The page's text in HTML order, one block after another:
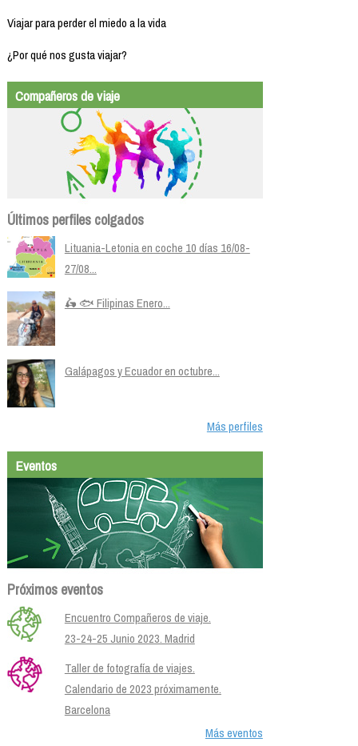
Viajar para perder el miedo a la vida
¿Por qué nos gusta viajar?
Compañeros de viaje
Últimos perfiles colgados
Lituania-Letonia en coche 10 días 16/08-
27/08...
🛵 🐟 Filipinas Enero...
Galápagos y Ecuador en octubre...
Más perfiles
Eventos
Próximos eventos
Encuentro Compañeros de viaje.
23-24-25 Junio 2023. Madrid
Taller de fotografía de viajes.
Calendario de 2023 próximamente.
Barcelona
Más eventos